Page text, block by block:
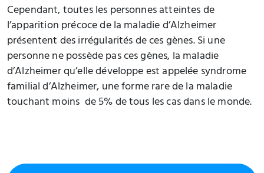
Cependant, toutes les personnes atteintes de
l’apparition précoce de la maladie d’Alzheimer
présentent des irrégularités de ces gènes. Si une
personne ne possède pas ces gènes, la maladie
d’Alzheimer qu’elle développe est appelée syndrome
familial d’Alzheimer, une forme rare de la maladie
touchant moins de 5% de tous les cas dans le monde.